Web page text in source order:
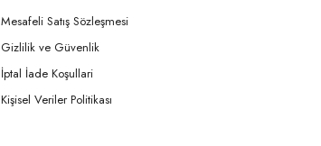
Mesafeli Satış Sözleşmesi
Gizlilik ve Güvenlik
İptal İade Koşullari
Kişisel Veriler Politikası